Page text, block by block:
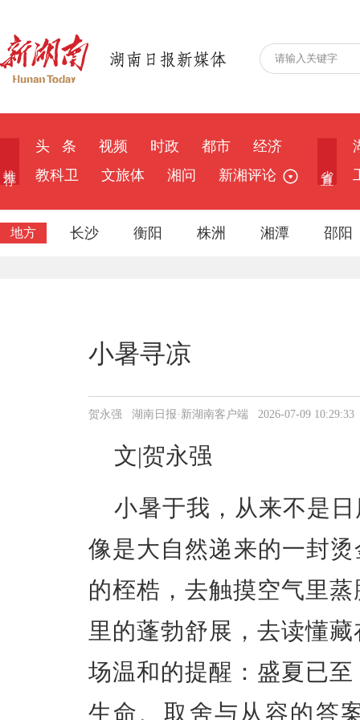
头 条 视频 时政 都市
经济
教科卫
文旅体 湘问 新湘评论
地方 长沙 衡阳 株洲 湘潭 邵阳
小暑寻凉
贺永强 湖南日报·新湖南客户端 2026-07-09 10:29:33
文|贺永强
小暑于我，从来不是
像是大自然递来的一封
的桎梏，去触摸空气里
里的蓬勃舒展，去读懂
场温和的提醒：盛夏已
生命、取舍与从容的答